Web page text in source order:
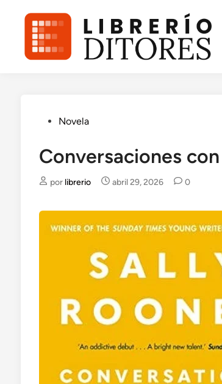
contenido
Publicado
Novela
Conversaciones
por librerio abril 29, 2026 0